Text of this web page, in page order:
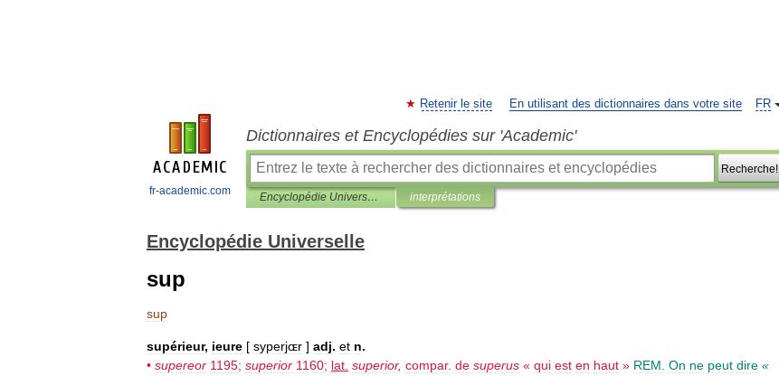
fr-academic.com
FR
Retenir le site En utilisant des dictionnaires dans votre site
Dictionnaires et Encyclopédies sur 'Academic'
Recherche!
Encyclopédie Universelle interprétations
Encyclopédie Universelle
sup
sup
supérieur, ieure [ syperjɶr ] adj. et n.
• supereor 1195; superior 1160; lat superior, compar. de superus « qui est en haut » REM On ne peut dire «